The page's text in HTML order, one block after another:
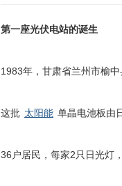
第一座光伏电站的诞生
1983年，甘肃省兰州市榆
这批 太阳能 单晶电池板由
36户居民，每家2只日光灯